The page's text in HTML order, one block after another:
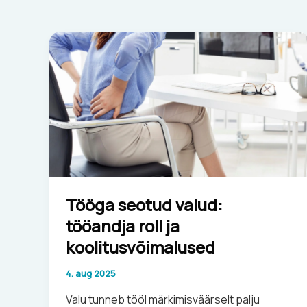
Tööga seotud valud:
tööandja roll ja
koolitusvõimalused
4. aug 2025
Valu tunneb tööl märkimisväärselt palju
Tööga
seotud
valud:
tööandja
roll
ja
koolitusvõimalused